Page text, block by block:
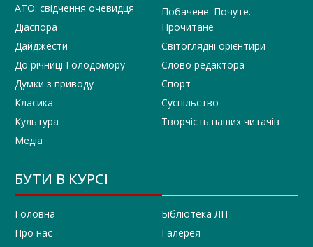
АТО: свідчення очевидця
Діаспора
Дайджести
До річниці Голодомору
Думки з приводу
Класика
Культура
Медіа
Побачене. Почуте.
Прочитане
Світоглядні орієнтири
Слово редактора
Спорт
Суспільство
Творчість наших читачів
БУТИ В КУРСІ
Головна
Про нас
Бібліотека ЛП
Галерея